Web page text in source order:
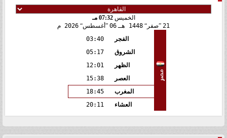
الخميس07:32 مـ
21 صفر 1448 هـ 06 أغسطس 2026 م
مصر
الفجر
03:40
الشروق
05:17
الظهر
12:01
العصر
15:38
المغرب
18:45
العشاء
20:11